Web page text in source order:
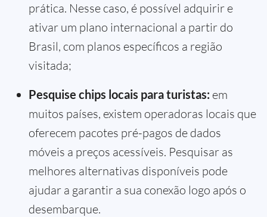
prática. Nesse caso, é possível adquirir e
ativar um plano internacional a partir do
Brasil, com planos específicos a região
visitada;
Pesquise chips locais para turistas: em
muitos países, existem operadoras locais que
oferecem pacotes pré-pagos de dados
móveis a preços acessíveis. Pesquisar as
melhores alternativas disponíveis pode
ajudar a garantir a sua conexão logo após o
desembarque.